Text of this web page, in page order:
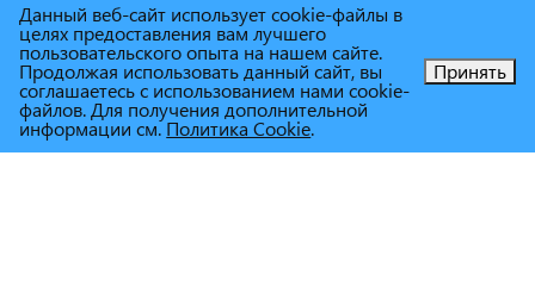
Данный веб-сайт использует cookie-файлы в
целях предоставления вам лучшего
пользовательского опыта на нашем сайте.
Продолжая использовать данный сайт, вы
соглашаетесь с использованием нами cookie-
файлов. Для получения дополнительной
информации см.Политика Cookie.
Принять